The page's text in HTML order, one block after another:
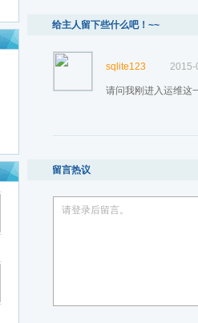
给主人留下些什么吧！~~
sqlite123 2015-
请问我刚进入运维这
留言热议
请登录后留言。